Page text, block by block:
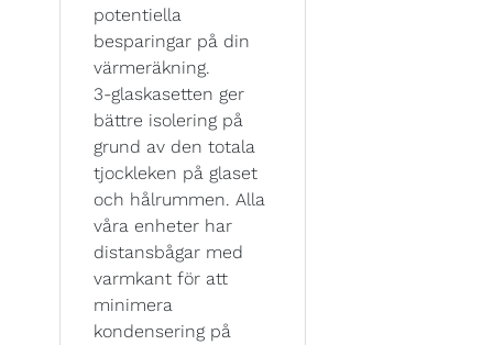
potentiella
besparingar på din
värmeräkning.
3-glaskasetten ger
bättre isolering på
grund av den totala
tjockleken på glaset
och hålrummen. Alla
våra enheter har
distansbågar med
varmkant för att
minimera
kondensering på